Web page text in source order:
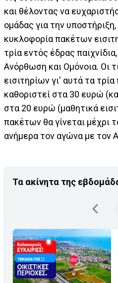
και θέλοντας να
ομάδας για την
κυκλοφορία πακέτων
τρία εντός έδρας
Ανόρθωση και Ομόνοια. Οι
εισιτηρίων γι' αυτά τα τρία
καθοριστεί στα 30 ευρώ
στα 20 ευρώ (μαθητικά
πακέτων θα γίνεται μέχρι
ανήμερα τον αγώνα με τον
Τα ακίνητα της